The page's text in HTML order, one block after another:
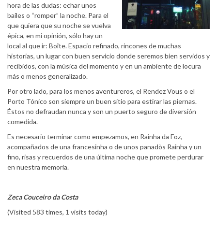
hora de las dudas: echar unos
bailes o “romper” la noche. Para el
que quiera que su noche se vuelva
épica, en mi opinión, sólo hay un
local al que ir: Boîte. Espacio refinado, rincones de muchas
historias, un lugar con buen servicio donde seremos bien servidos y
recibidos, con la música del momento y en un ambiente de locura
más o menos generalizado.
Por otro lado, para los menos aventureros, el Rendez Vous o el
Porto Tónico son siempre un buen sitio para estirar las piernas.
Éstos no defraudan nunca y son un puerto seguro de diversión
comedida.
Es necesario terminar como empezamos, en Rainha da Foz,
acompañados de una francesinha o de unos panadòs Rainha y un
fino, risas y recuerdos de una última noche que promete perdurar
en nuestra memoria.
Zeca Couceiro da Costa
(Visited 583 times, 1 visits today)